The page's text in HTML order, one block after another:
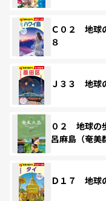
Ｃ０２ 地球
８
Ｊ３３ 地球
０２ 地球
呂麻島（奄
Ｄ１７ 地球